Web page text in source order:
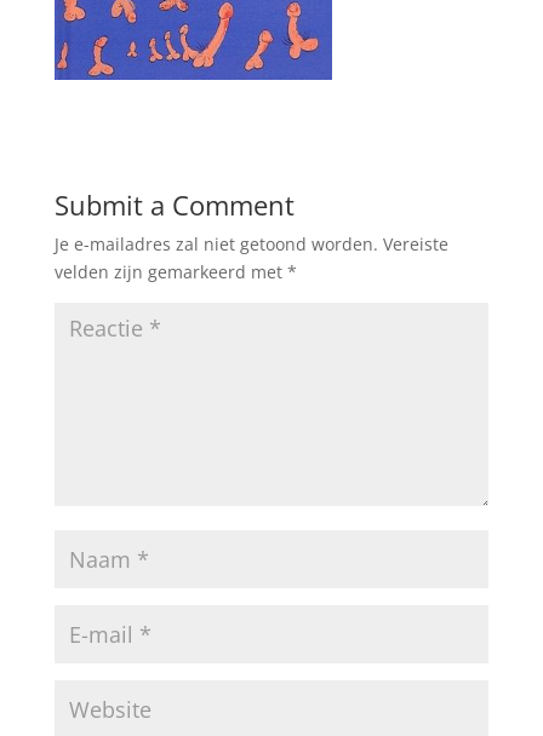
Submit a Comment
Je e-mailadres zal niet getoond worden. Vereiste
velden zijn gemarkeerd met *